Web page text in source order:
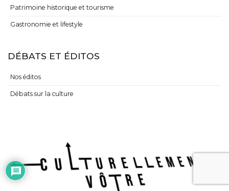
Patrimoine historique et tourisme
Gastronomie et lifestyle
DÉBATS ET ÉDITOS
Nos éditos
Débats sur la culture